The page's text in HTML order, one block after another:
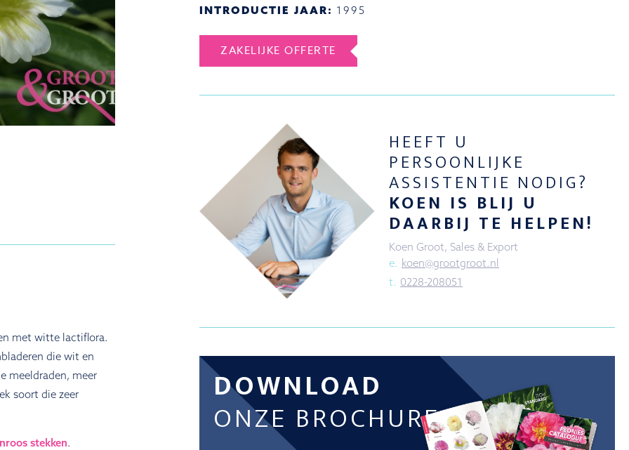
met witte lactiflora.
die wit en
meeldraden, meer
soort die zeer
stekken.
INTRODUCTIE JAAR: 1995
ZAKELIJKE OFFERTE
HEEFT U
PERSOONLIJKE
ASSISTENTIE NODIG?
KOEN IS BLIJ U
DAARBIJ TE HELPEN!
Koen Groot, Sales & Export
e. koen@grootgroot.nl
t. 0228-208051
DOWNLOAD
ONZE BROCHURE